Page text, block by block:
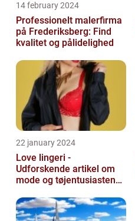
14 february 2024
Professionelt malerfirma
på Frederiksberg: Find
kvalitet og pålidelighed
22 january 2024
Love lingeri -
Udforskende artikel om
mode og tøjentusiastens